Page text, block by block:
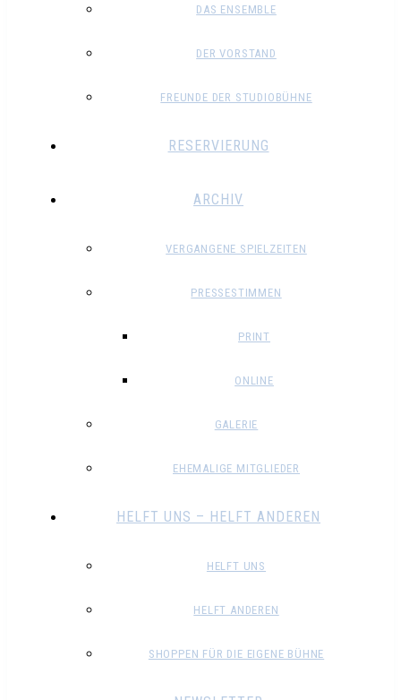
DAS ENSEMBLE
DER VORSTAND
FREUNDE DER STUDIOBÜHNE
RESERVIERUNG
ARCHIV
VERGANGENE SPIELZEITEN
PRESSESTIMMEN
PRINT
ONLINE
GALERIE
EHEMALIGE MITGLIEDER
HELFT UNS – HELFT ANDEREN
HELFT UNS
HELFT ANDEREN
SHOPPEN FÜR DIE EIGENE BÜHNE